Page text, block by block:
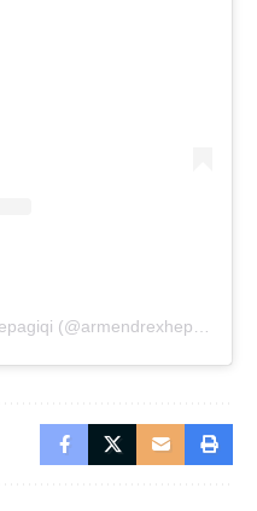
A post shared by Armend Rexhepagiqi (@armendrexhepagiqi)